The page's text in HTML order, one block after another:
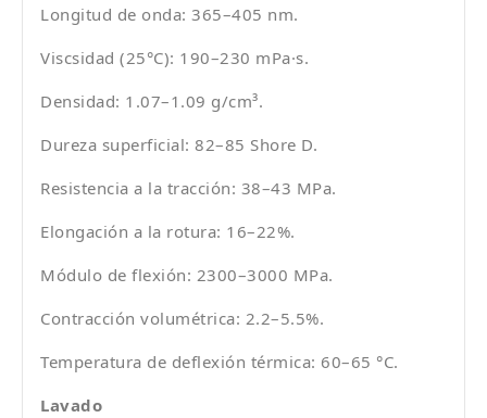
Longitud de onda: 365–405 nm.
Viscsidad (25°C): 190–230 mPa·s.
Densidad: 1.07–1.09 g/cm³.
Dureza superficial: 82–85 Shore D.
Resistencia a la tracción: 38–43 MPa.
Elongación a la rotura: 16–22%.
Módulo de flexión: 2300–3000 MPa.
Contracción volumétrica: 2.2–5.5%.
Temperatura de deflexión térmica: 60–65 °C.
Lavado